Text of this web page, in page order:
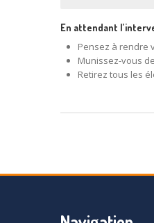
En attendant
Pensez à rendre
Munissez-vous
Retirez tous les